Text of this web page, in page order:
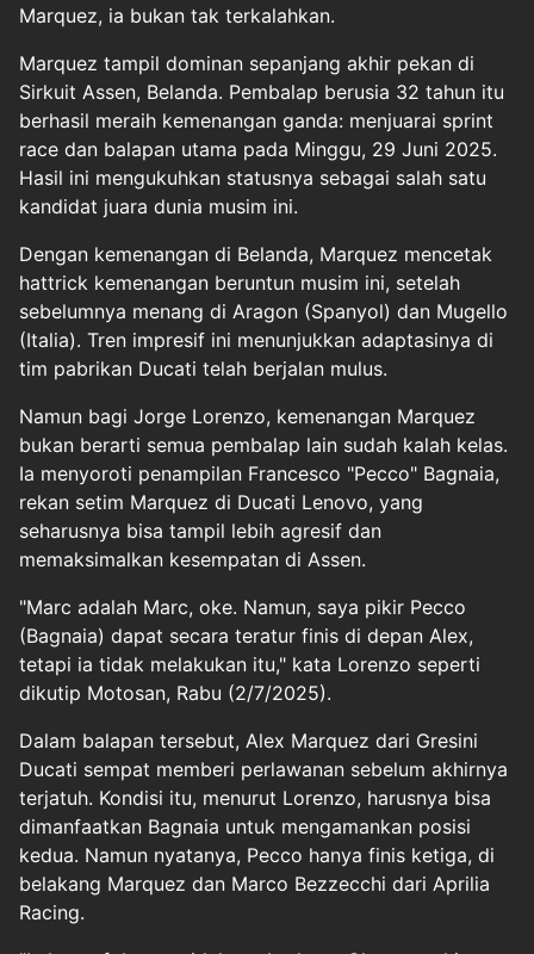
Marquez, ia bukan tak terkalahkan.
Marquez tampil dominan sepanjang akhir pekan di
Sirkuit Assen, Belanda. Pembalap berusia 32 tahun itu
berhasil meraih kemenangan ganda: menjuarai sprint
race dan balapan utama pada Minggu, 29 Juni 2025.
Hasil ini mengukuhkan statusnya sebagai salah satu
kandidat juara dunia musim ini.
Dengan kemenangan di Belanda, Marquez mencetak
hattrick kemenangan beruntun musim ini, setelah
sebelumnya menang di Aragon (Spanyol) dan Mugello
(Italia). Tren impresif ini menunjukkan adaptasinya di
tim pabrikan Ducati telah berjalan mulus.
Namun bagi Jorge Lorenzo, kemenangan Marquez
bukan berarti semua pembalap lain sudah kalah kelas.
Ia menyoroti penampilan Francesco "Pecco" Bagnaia,
rekan setim Marquez di Ducati Lenovo, yang
seharusnya bisa tampil lebih agresif dan
memaksimalkan kesempatan di Assen.
"Marc adalah Marc, oke. Namun, saya pikir Pecco
(Bagnaia) dapat secara teratur finis di depan Alex,
tetapi ia tidak melakukan itu," kata Lorenzo seperti
dikutip Motosan, Rabu (2/7/2025).
Dalam balapan tersebut, Alex Marquez dari Gresini
Ducati sempat memberi perlawanan sebelum akhirnya
terjatuh. Kondisi itu, menurut Lorenzo, harusnya bisa
dimanfaatkan Bagnaia untuk mengamankan posisi
kedua. Namun nyatanya, Pecco hanya finis ketiga, di
belakang Marquez dan Marco Bezzecchi dari Aprilia
Racing.